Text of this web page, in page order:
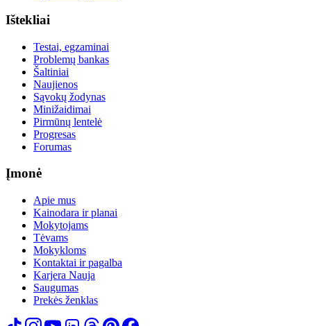
Ištekliai
Testai, egzaminai
Problemų bankas
Šaltiniai
Naujienos
Sąvokų žodynas
Minižaidimai
Pirmūnų lentelė
Progresas
Forumas
Įmonė
Apie mus
Kainodara ir planai
Mokytojams
Tėvams
Mokykloms
Kontaktai ir pagalba
Karjera Nauja
Saugumas
Prekės ženklas